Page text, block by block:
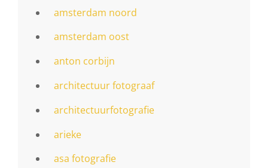
amsterdam noord
amsterdam oost
anton corbijn
architectuur fotograaf
architectuurfotografie
arieke
asa fotografie